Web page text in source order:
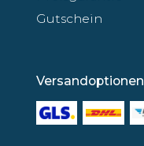
Gutschein
Versandoptionen